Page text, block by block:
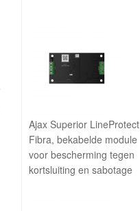
Ajax Superior LineProtect
Fibra, bekabelde module
voor bescherming tegen
kortsluiting en sabotage